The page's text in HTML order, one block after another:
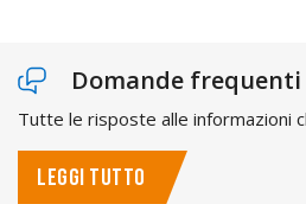
Domande frequenti
Tutte le risposte alle informazioni
LEGGI TUTTO